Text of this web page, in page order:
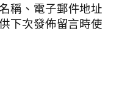
稱、電子郵件地址
下次發佈留言時使